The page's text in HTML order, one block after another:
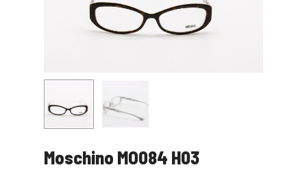
Moschino MO084 H03